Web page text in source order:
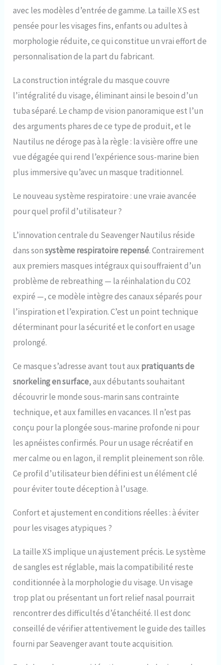
caméra d'action
d'accessoires :
comprend une paire de
bouchons d'oreille, un
joint torique, une valve,
pour masque et un
manuel de l'utilisateur
avec les modèles d’entrée de gamme. La taille XS est
pensée pour les visages fins, enfants ou adultes à
morphologie réduite, ce qui constitue un vrai effort de
personnalisation de la part du fabricant.
La construction intégrale du masque couvre
l’intégralité du visage, éliminant ainsi le besoin d’un
tuba séparé. Le champ de vision panoramique est l’un
des arguments phares de ce type de produit, et le
Nautilus ne déroge pas à la règle : la visière offre une
vue dégagée qui rend l’expérience sous-marine bien
plus immersive qu’avec un masque traditionnel.
Le nouveau système respiratoire : une vraie avancée
pour quel profil d’utilisateur ?
L’innovation centrale du Seavenger Nautilus réside
dans sonsystème respiratoire repensé. Contrairement
aux premiers masques intégraux qui souffraient d’un
problème de rebreathing — la réinhalation du CO2
expiré —, ce modèle intègre des canaux séparés pour
l’inspiration et l’expiration. C’est un point technique
déterminant pour la sécurité et le confort en usage
prolongé.
Ce masque s’adresse avant tout aux pratiquants de
snorkeling en surface, aux débutants souhaitant
découvrir le monde sous-marin sans contrainte
technique, et aux familles en vacances. Il n’est pas
conçu pour la plongée sous-marine profonde ni pour
les apnéistes confirmés. Pour un usage récréatif en
mer calme ou en lagon, il remplit pleinement son rôle.
Ce profil d’utilisateur bien défini est un élément clé
pour éviter toute déception à l’usage.
Confort et ajustement en conditions réelles : à éviter
pour les visages atypiques ?
La taille XS implique un ajustement précis. Le système
de sangles est réglable, mais la compatibilité reste
conditionnée à la morphologie du visage. Un visage
trop plat ou présentant un fort relief nasal pourrait
rencontrer des difficultés d’étanchéité. Il est donc
conseillé de vérifier attentivement le guide des tailles
fourni par Seavenger avant toute acquisition.